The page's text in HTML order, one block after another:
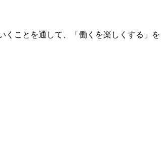
くことを通して、「働くを楽しくする」